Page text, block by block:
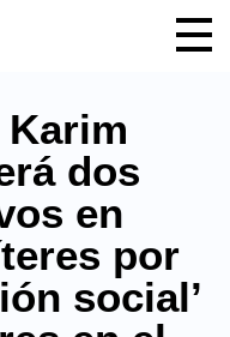
dos
en
por
social’